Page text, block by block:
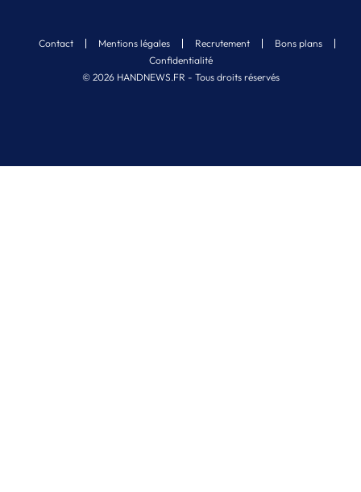
© 2026 HANDNEWS.FR - Tous droits réservés
Contact Mentions légales Recrutement
Bons plans
Confidentialité